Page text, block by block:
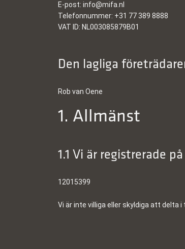
E-post: info@mifa.nl
Telefonnummer: +31 77 389 8888
VAT ID: NL003085879B01
Den lagliga
Rob van Oene
1. Allmänst
1.1 Vi är registrerade
12015399
Vi är inte villiga eller skyldiga att